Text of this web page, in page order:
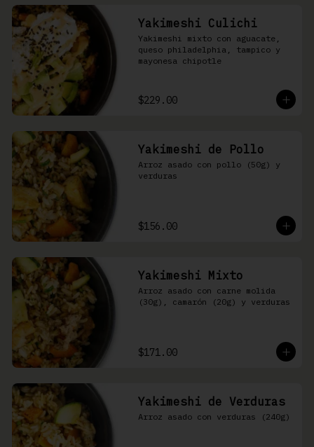
Yakimeshi Culichi
Yakimeshi mixto con aguacate,
queso philadelphia, tampico y
mayonesa chipotle
$229.00
Yakimeshi de Pollo
Arroz asado con pollo (50g) y
verduras
$156.00
Yakimeshi Mixto
Arroz asado con carne molida
(30g), camarón (20g) y verduras
$171.00
Yakimeshi de Verduras
Arroz asado con verduras (240g)